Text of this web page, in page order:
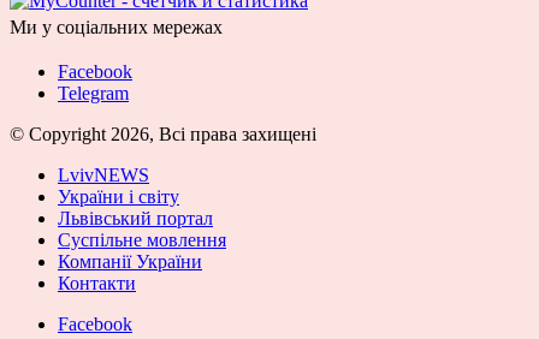
Ми у соціальних мережах
Facebook
Telegram
© Copyright 2026, Всі права захищені
LvivNEWS
України і світу
Львівський портал
Суспільне мовлення
Компанії України
Контакти
Facebook